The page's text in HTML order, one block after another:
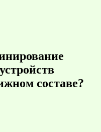
составе?